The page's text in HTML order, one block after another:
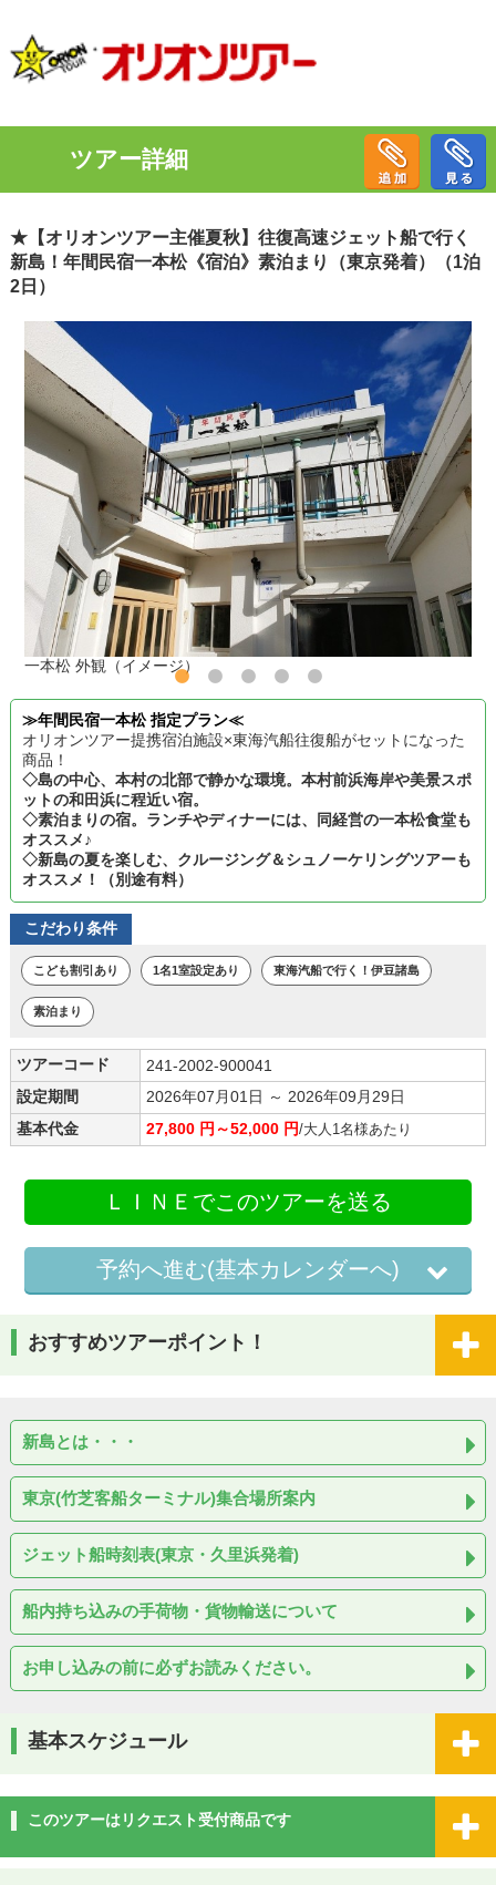
ツアー詳細
★【オリオンツアー主催夏秋】往復高速ジェット船で行く
新島！年間民宿一本松《宿泊》素泊まり（東京発着）（1泊
2日）
一本松 外観（イメージ）
≫年間民宿一本松 指定プラン≪
オリオンツアー提携宿泊施設×東海汽船往復船がセットになった
商品！
◇島の中心、本村の北部で静かな環境。本村前浜海岸や美景スポ
ットの和田浜に程近い宿。
◇素泊まりの宿。ランチやディナーには、同経営の一本松食堂も
オススメ♪
◇新島の夏を楽しむ、クルージング＆シュノーケリングツアーも
オススメ！（別途有料）
こだわり条件
こども割引あり 1名1室設定あり 東海汽船で行く！伊豆諸島
素泊まり
ツアーコード
241-2002-900041
設定期間
2026年07月01日 ～ 2026年09月29日
基本代金
27,800 円～52,000 円/大人1名様あたり
ＬＩＮＥでこのツアーを送る
予約へ進む(基本カレンダーへ)
おすすめツアーポイント！
新島とは・・・
東京(竹芝客船ターミナル)集合場所案内
ジェット船時刻表(東京・久里浜発着)
船内持ち込みの手荷物・貨物輸送について
お申し込みの前に必ずお読みください。
基本スケジュール
このツアーはリクエスト受付商品です